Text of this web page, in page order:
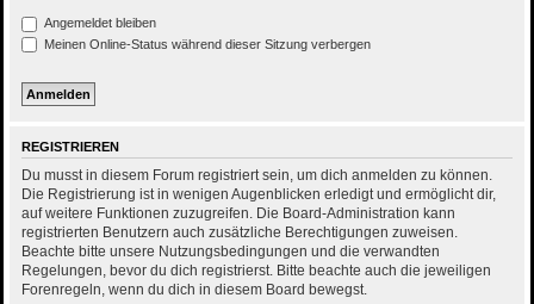
Angemeldet bleiben
Meinen Online-Status während dieser Sitzung verbergen
REGISTRIEREN
Du musst in diesem Forum registriert sein, um dich anmelden zu können.
Die Registrierung ist in wenigen Augenblicken erledigt und ermöglicht dir,
auf weitere Funktionen zuzugreifen. Die Board-Administration kann
registrierten Benutzern auch zusätzliche Berechtigungen zuweisen.
Beachte bitte unsere Nutzungsbedingungen und die verwandten
Regelungen, bevor du dich registrierst. Bitte beachte auch die jeweiligen
Forenregeln, wenn du dich in diesem Board bewegst.